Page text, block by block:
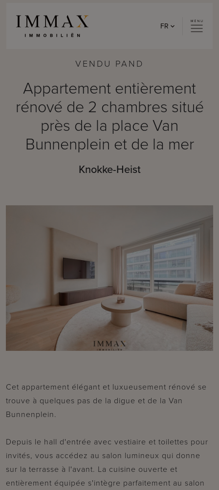
FR
VENDU PAND
Appartement entièrement
rénové de 2 chambres situé
près de la place Van
Bunnenplein et de la mer
Knokke-Heist
Cet appartement élégant et luxueusement rénové se
trouve à quelques pas de la digue et de la Van
Bunnenplein.
Depuis le hall d'entrée avec vestiaire et toilettes pour
invités, vous accédez au salon lumineux qui donne
sur la terrasse à l'avant. La cuisine ouverte et
entièrement équipée s'intègre parfaitement au salon